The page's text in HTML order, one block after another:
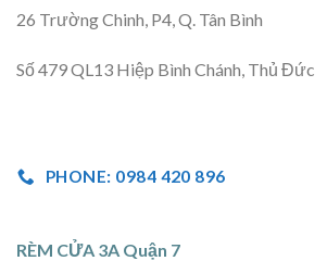
26 Trường Chinh, P4, Q. Tân Bình
Số 479 QL13 Hiệp Bình Chánh, Thủ Đức
PHONE: 0984 420 896
RÈM CỬA 3A Quận 7